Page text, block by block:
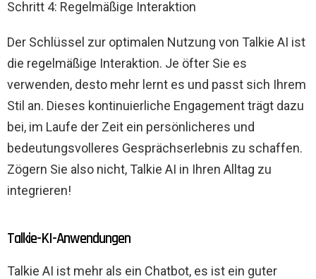
Schritt 4: Regelmäßige Interaktion
Der Schlüssel zur optimalen Nutzung von Talkie AI ist
die regelmäßige Interaktion. Je öfter Sie es
verwenden, desto mehr lernt es und passt sich Ihrem
Stil an. Dieses kontinuierliche Engagement trägt dazu
bei, im Laufe der Zeit ein persönlicheres und
bedeutungsvolleres Gesprächserlebnis zu schaffen.
Zögern Sie also nicht, Talkie AI in Ihren Alltag zu
integrieren!
Talkie-KI-Anwendungen
Talkie AI ist mehr als ein Chatbot, es ist ein guter